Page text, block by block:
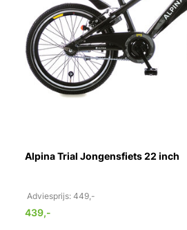
Alpina Trial Jongensfiets 22 inch
Adviesprijs: 449,-
439,-